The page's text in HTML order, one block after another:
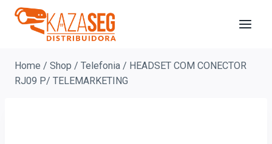
Home / Shop / Telefonia / HEADSET COM CONECTOR
RJ09 P/ TELEMARKETING